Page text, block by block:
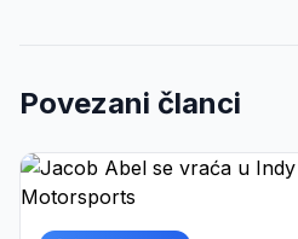
Povezani članci